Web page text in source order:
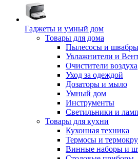
Гаджеты и умный дом
Товары для дома
Пылесосы и швабры
Увлажнители и
Очистители воздуха
Уход за одеждой
Дозаторы и мыло
Умный дом
Инструменты
Светильники и
Товары для кухни
Кухонная техника
Термосы и
Винные наборы и